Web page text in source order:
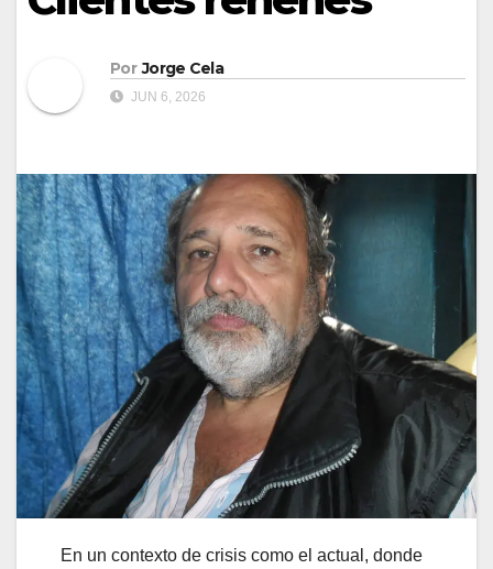
Por Jorge Cela
JUN 6, 2026
En un contexto de crisis como el actual, donde